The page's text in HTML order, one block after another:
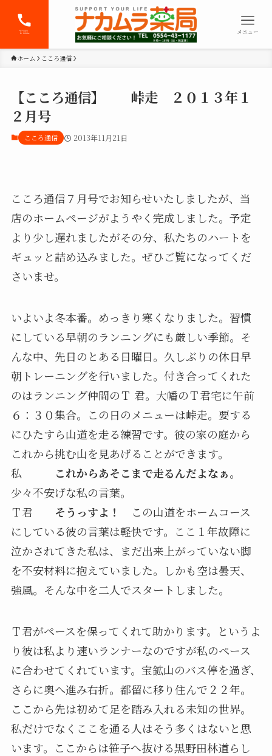
TEL メニュー
ホーム こころ通信
【こころ通信】 峠走 ２０１３年１
２月号
こころ通信 2013年11月21日
こころ通信７月号でお知らせいたしましたが、当
店のホームページがようやく完成しました。予定
より少し遅れましたがその分、私たちのハートを
ギュッと詰め込みました。ぜひご覧になってくだ
さいませ。
いよいよ冬本番。めっきり寒くなりました。習慣
にしている早朝のランニングにも厳しい季節。そ
んな中、先日のとある日曜日。久しぶりの休日早
朝トレーニングを行いました。付き合ってくれた
のはランニング仲間のＴ 君。大幡のＴ君宅に午前
６：３０集合。この日のメニューは峠走。要する
にひたすら山道を走る練習です。彼の家の庭から
これから挑む山を見あげることができます。
私
これからあそこまで走るんだよなぁ。
少々不安げな私の言葉。
Ｔ君 そうっすよ！
この山道をホームコース
にしている彼の言葉は軽快です。ここ１年故障に
泣かされてきた私は、まだ出来上がっていない脚
を不安材料に抱えていました。しかも空は曇天、
強風。そんな中を二人でスタートしました。
Ｔ君がペースを保ってくれて助かります。というよ
り彼は私より速いランナーなのですが私のペース
に合わせてくれています。宝鉱山のバス停を過ぎ、
さらに奥へ進み右折。都留に移り住んで２２年。
ここから先は初めて足を踏み入れる未知の世界。
私だけでなくここを通る人はそう多くはないと思
います。ここからは笹子へ抜ける黒野田林道らし